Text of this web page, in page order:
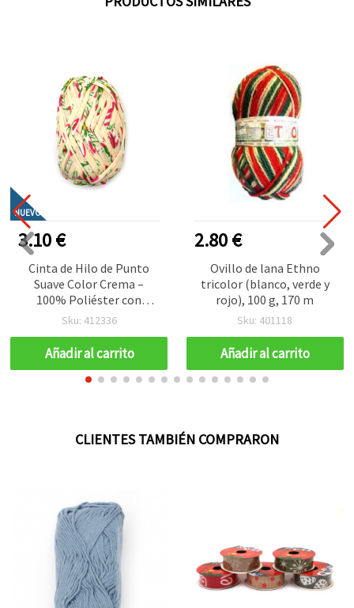
NUEVO
3.10 €
Cinta de Hilo de Punto
Suave Color Crema –
100% Poliéster con
Precioso Estampado
Sku: 412336
Añadir al carrito
2.80 €
Ovillo de lana Ethno
tricolor (blanco, verde y
rojo), 100 g, 170 m
Sku: 401118
Añadir al carrito
CLIENTES TAMBIÉN COMPRARON